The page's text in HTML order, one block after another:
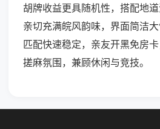
胡牌收益更具随机性，搭配地
亲切充满皖风韵味，界面简洁
匹配快速稳定，亲友开黑免房
搓麻氛围，兼顾休闲与竞技。